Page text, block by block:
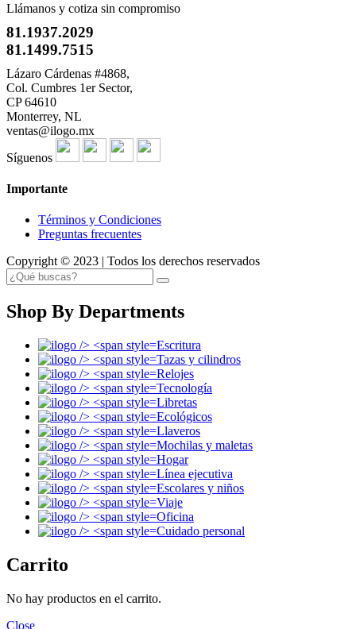
Llámanos y cotiza sin compromiso
81.1937.2029
81.1499.7515
Lázaro Cárdenas #4868,
Col. Cumbres 1er Sector,
CP 64610
Monterrey, NL
ventas@ilogo.mx
Síguenos
Importante
Términos y Condiciones
Preguntas frecuentes
Copyright © 2023 | Todos los derechos reservados
Shop By Departments
Escritura
Tazas y cilindros
Relojes
Tecnología
Libretas
Ecológicos
Llaveros
Mochilas y maletas
Hogar
Línea ejecutiva
Escolares y niños
Viaje
Oficina
Cuidado personal
Carrito
No hay productos en el carrito.
Close